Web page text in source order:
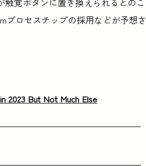
プロセスチップの採用などが予想さ
2023 But Not Much Else